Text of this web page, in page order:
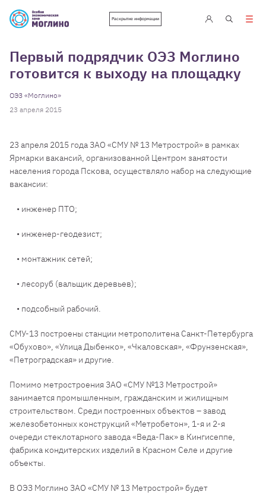
Раскрытие информации
Первый подрядчик ОЭЗ Моглино
готовится к выходу на площадку
ОЭЗ «Моглино»
23 апреля 2015
23 апреля 2015 года ЗАО «СМУ № 13 Метрострой» в рамках
Ярмарки вакансий, организованной Центром занятости
населения города Пскова, осуществляло набор на следующие
вакансии:
• инженер ПТО;
• инженер-геодезист;
• монтажник сетей;
• лесоруб (вальщик деревьев);
• подсобный рабочий.
СМУ-13 построены станции метрополитена Санкт-Петербурга
«Обухово», «Улица Дыбенко», «Чкаловская», «Фрунзенская»,
«Петроградская» и другие.
Помимо метростроения ЗАО «СМУ №13 Метрострой»
занимается промышленным, гражданским и жилищным
строительством. Среди построенных объектов – завод
железобетонных конструкций «Метробетон», 1-я и 2-я
очереди стеклотарного завода «Веда-Пак» в Кингисеппе,
фабрика кондитерских изделий в Красном Селе и другие
объекты.
В ОЭЗ Моглино ЗАО «СМУ № 13 Метрострой» будет